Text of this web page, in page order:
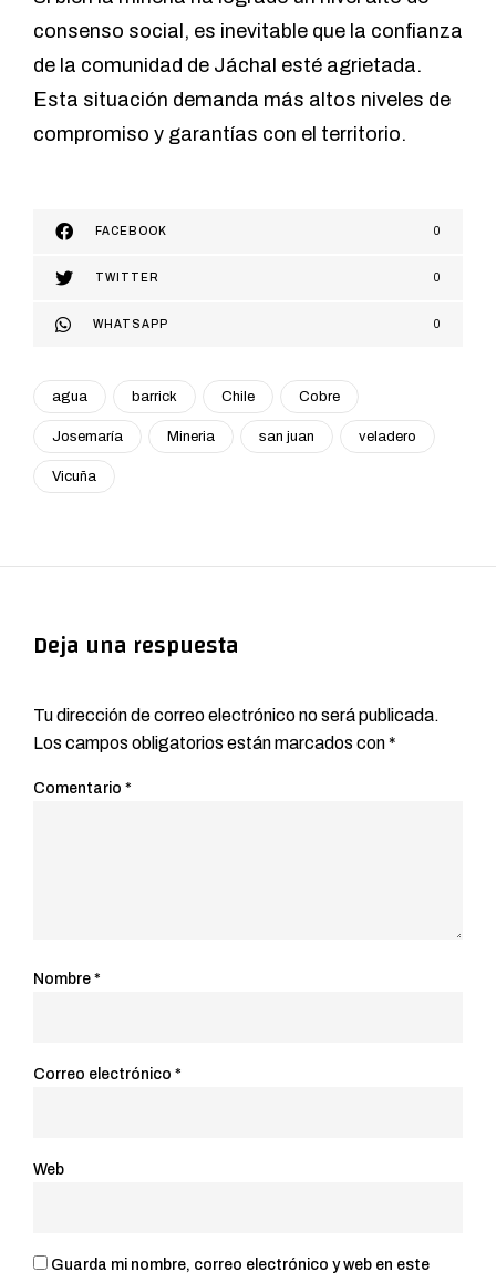
consenso social, es inevitable que la confianza
de la comunidad de Jáchal esté agrietada.
Esta situación demanda más altos niveles de
compromiso y garantías con el territorio.
FACEBOOK 0
TWITTER 0
WHATSAPP 0
agua barrick Chile Cobre
Josemaría Mineria san juan veladero
Vicuña
Deja una respuesta
Tu dirección de correo electrónico no será publicada.
Los campos obligatorios están marcados con*
Comentario *
Nombre *
Correo electrónico *
Web
Guarda mi nombre, correo electrónico y web en este